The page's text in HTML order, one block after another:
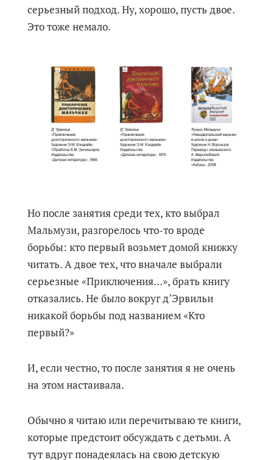
серьезный подход. Ну, хорошо, пусть двое.
Это тоже немало.
Но после занятия среди тех, кто выбрал
Мальмузи, разгорелось что-то вроде
борьбы: кто первый возьмет домой книжку
читать. А двое тех, что вначале выбрали
серьезные «Приключения…», брать книгу
отказались. Не было вокруг д’Эрвильи
никакой борьбы под названием «Кто
первый?»
И, если честно, то после занятия я не очень
на этом настаивала.
Обычно я читаю или перечитываю те книги,
которые предстоит обсуждать с детьми. А
тут вдруг понадеялась на свою детскую